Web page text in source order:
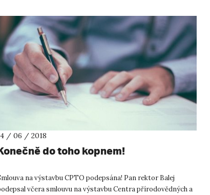
/ 06 / 2018
do toho kopnem!
na výstavbu CPTO podepsána! Pan rektor Balej
včera smlouvu na výstavbu Centra přírodovědných a